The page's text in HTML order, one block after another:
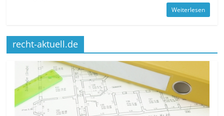
Weiterlesen
recht-aktuell.de